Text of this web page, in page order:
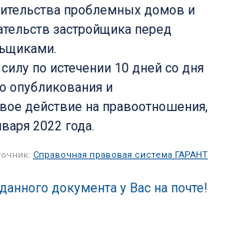
проблемных домов и
застройщика перед
по истечении 10 дней со дня
опубликования и
действие на правоотношения,
2022 года.
Справочная правовая система ГАРАНТ